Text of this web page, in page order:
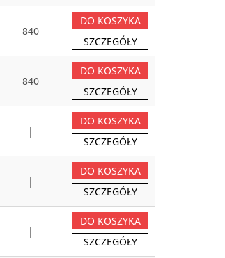
840
DO KOSZYKA
SZCZEGÓŁY
840
DO KOSZYKA
SZCZEGÓŁY
|
DO KOSZYKA
SZCZEGÓŁY
|
DO KOSZYKA
SZCZEGÓŁY
|
DO KOSZYKA
SZCZEGÓŁY